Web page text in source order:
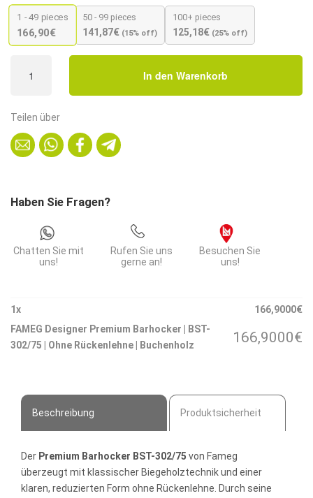
1 - 49 pieces
166,90€
50 - 99 pieces
141,87€ (15% off)
100+ pieces
125,18€ (25% off)
Designer
Barhocker
BST-
302/75
Rückenlehne
Buchenholz
Menge
In den Warenkorb
Teilen über
Haben Sie Fragen?
Chatten Sie mit
uns!
Rufen Sie uns
gerne an!
Besuchen Sie
uns!
1x 166,9000€
FAMEG Designer Premium Barhocker | BST-
302/75 | Ohne Rückenlehne | Buchenholz
166,9000€
Beschreibung Produktsicherheit
Der Premium Barhocker BST-302/75 von Fameg
überzeugt mit klassischer Biegeholztechnik und einer
klaren, reduzierten Form ohne Rückenlehne. Durch seine